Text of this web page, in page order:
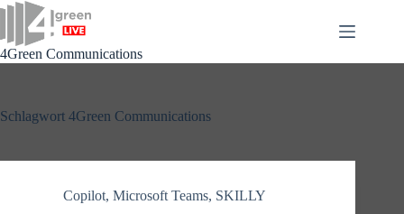
Zum
Inhalt
springen
4Green Communications
Schlagwort 4Green Communications
Copilot, Microsoft Teams, SKILLY